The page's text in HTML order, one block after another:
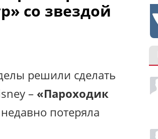
со звездой
решили сделать
– «Пароходик
потеряла